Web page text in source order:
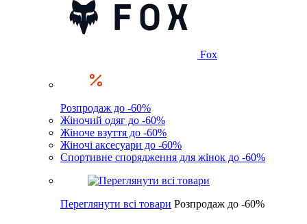
Fox
Розпродаж до -60%
Жіночий одяг до -60%
Жіноче взуття до -60%
Жіночі аксесуари до -60%
Спортивне спорядження для жінок до -60%
Переглянути всі товари Розпродаж до -60%